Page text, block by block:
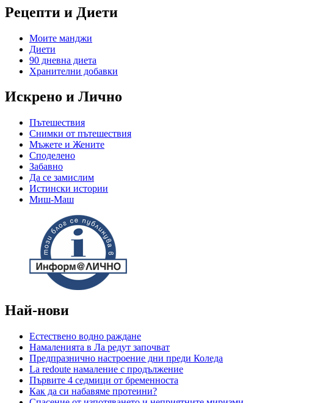
Рецепти и Диети
Моите манджи
Диети
90 дневна диета
Хранителни добавки
Искрено и Лично
Пътешествия
Снимки от пътешествия
Мъжете и Жените
Спoделено
Забавно
Да се замислим
Истински истории
Миш-Маш
Най-нови
Естествено водно раждане
Намаленията в Ла редут започват
Предпразнично настроение дни преди Коледа
La redoute намаление с продължение
Първите 4 седмици от бременноста
Как да си набавяме протеини?